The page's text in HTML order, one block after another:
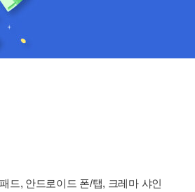
드, 안드로이드 폰/탭, 크레마 샤인